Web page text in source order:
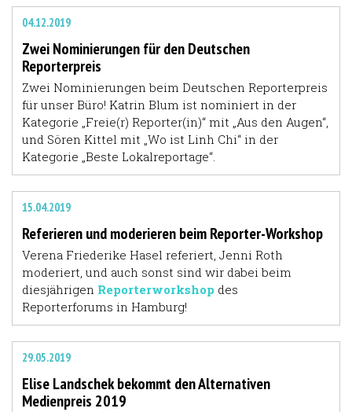
04.12.2019
Zwei Nominierungen für den Deutschen
Reporterpreis
Zwei Nominierungen beim Deutschen Reporterpreis
für unser Büro! Katrin Blum ist nominiert in der
Kategorie „Freie(r) Reporter(in)“ mit „Aus den Augen“,
und Sören Kittel mit „Wo ist Linh Chi“ in der
Kategorie „Beste Lokalreportage“.
15.04.2019
Referieren und moderieren beim Reporter-Workshop
Verena Friederike Hasel referiert, Jenni Roth
moderiert, und auch sonst sind wir dabei beim
diesjährigen Reporterworkshop des
Reporterforums in Hamburg!
29.05.2019
Elise Landschek bekommt den Alternativen
Medienpreis 2019